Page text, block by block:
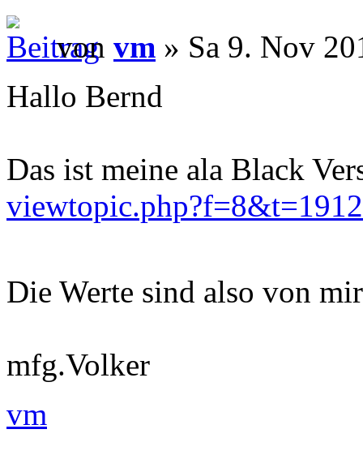
von vm » Sa 9. Nov
Hallo Bernd
Das ist meine ala Black
Die Werte sind also von
mfg.Volker
vm